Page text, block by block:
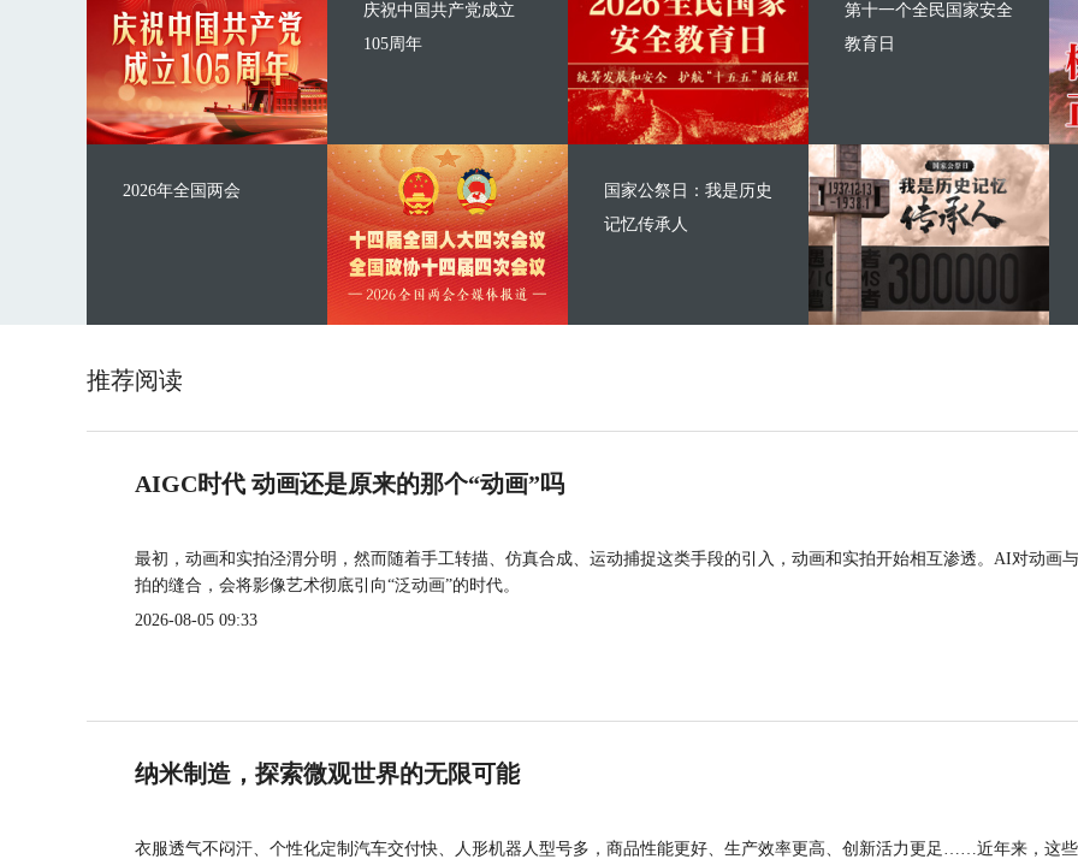
庆祝中国共产党成立
105周年
2026年全国两会
第十一个全民国家安全
教育日
国家公祭日：我是历史
记忆传承人
推荐阅读
AIGC时代 动画还是原来的那个“动画”吗
最初，动画和实拍泾渭分明，然而随着手工转描、仿真合成、运动捕捉这类手段的引入，动画和实拍开始相互渗透。AI对动画
拍的缝合，会将影像艺术彻底引向“泛动画”的时代。
2026-08-05 09:33
纳米制造，探索微观世界的无限可能
衣服透气不闷汗、个性化定制汽车交付快、人形机器人型号多，商品性能更好、生产效率更高、创新活力更足……近年来，这